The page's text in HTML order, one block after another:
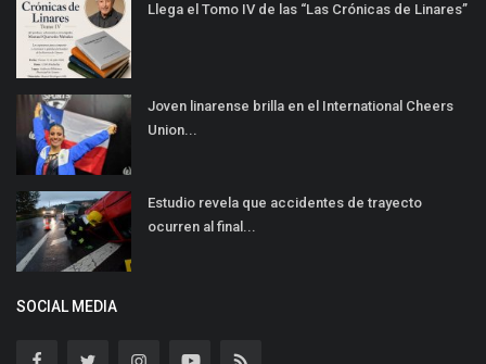
Llega el Tomo IV de las “Las Crónicas de Linares”
Joven linarense brilla en el International Cheers
Union...
Estudio revela que accidentes de trayecto
ocurren al final...
SOCIAL MEDIA